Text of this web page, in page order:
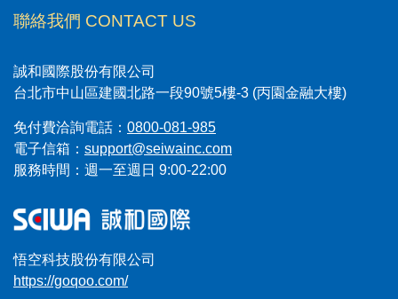
聯絡我們 CONTACT US
誠和國際股份有限公司
台北市中山區建國北路一段90號5樓-3 (丙園金融大樓)
免付費洽詢電話： 0800-081-985
電子信箱： support@seiwainc.com
服務時間：週一至週日 9:00-22:00
悟空科技股份有限公司
https://goqoo.com/